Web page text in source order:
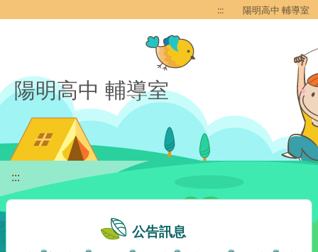
::: 陽明高中 輔導室
陽明高中 輔導室
:::
公告訊息